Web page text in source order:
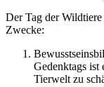
Der Tag der
Zwecke:
Gedenktags ist
Tierwelt zu